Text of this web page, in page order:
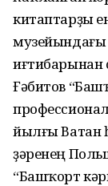
китаптарҙы
иғтибарынан
Ғәбитов
йылғы Ватан
ҙәренең
“Башҡорт